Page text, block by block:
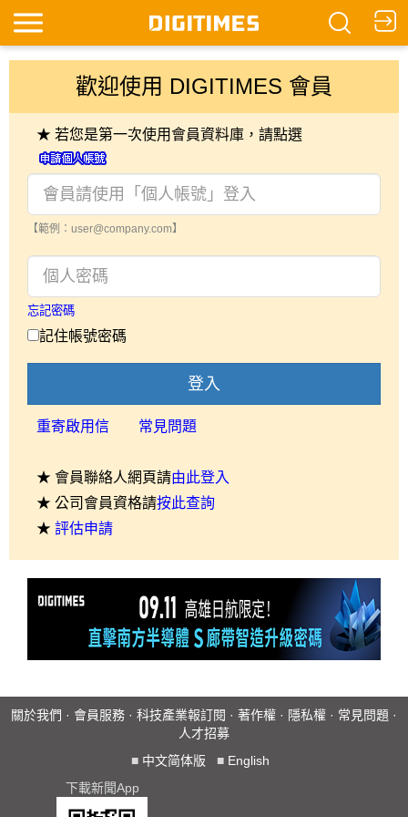
歡迎使用 DIGITIMES 會員
★ 若您是第一次使用會員資料庫，請點選
【範例：user@company.com】
忘記密碼
記住帳號密碼
登入
重寄啟用信 常見問題
★ 會員聯絡人網頁請由此登入
★ 公司會員資格請按此查詢
★ 評估申請
關於我們 · 會員服務 · 科技產業報訂閱 · 著作權 · 隱私權 · 常見問題 ·
人才招募
■ 中文简体版 ■ English
下載新聞App